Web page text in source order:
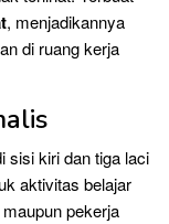
, menjadikannya
di ruang kerja
sisi kiri dan tiga laci
aktivitas belajar
pekerja